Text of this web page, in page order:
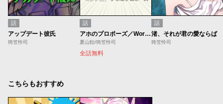
話
アップデート彼氏
猗笠怜司
話
アホのプロポーズ／World Maker 4P漫画コンテスト
夏山飴/猗笠怜司
全話無料
話
渚、それが君の愛ならば
猗笠怜司
こちらもおすすめ